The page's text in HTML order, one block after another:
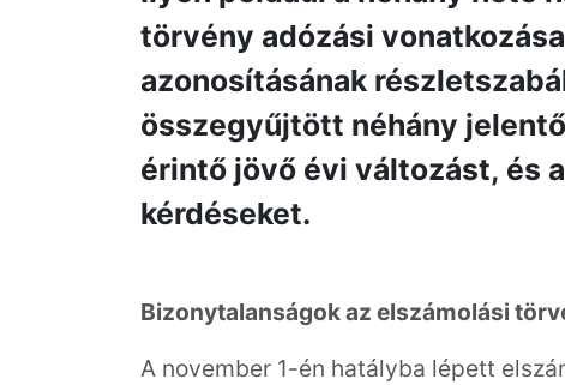
törvény adózási
azonosításának
összegyűjtött néhány
érintő jövő évi változást, és
kérdéseket.
Bizonytalanságok az elszámolási
A november 1-én hatályba lépett